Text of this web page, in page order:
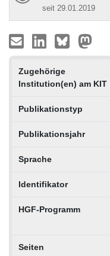
seit 29.01.2019
Zugehörige
Institution(en) am KIT
Publikationstyp
Publikationsjahr
Sprache
Identifikator
HGF-Programm
Seiten